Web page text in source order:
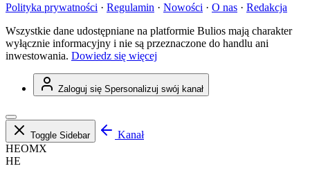
Polityka prywatności · Regulamin · Nowości · O nas · Redakcja
Wszystkie dane udostępniane na platformie Bulios mają charakter
wyłącznie informacyjny i nie są przeznaczone do handlu ani
inwestowania. Dowiedz się więcej
Zaloguj się Spersonalizuj swój kanał
Toggle Sidebar
Kanał
HEOMX
HE